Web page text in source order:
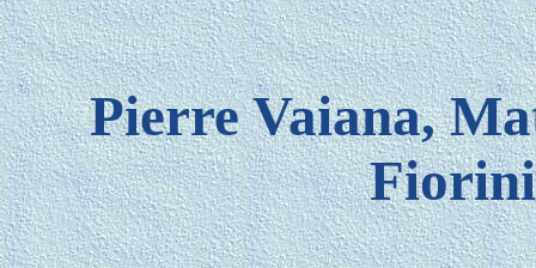
Pierre Vaiana,